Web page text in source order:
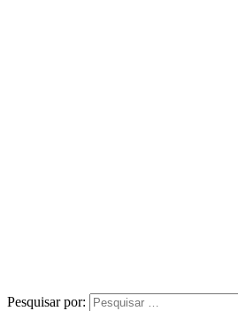
Pesquisar por: